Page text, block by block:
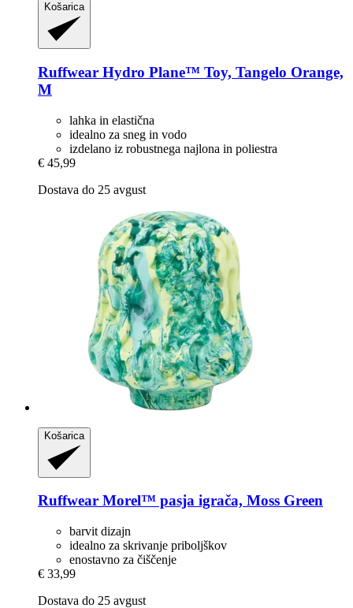
Košarica
Ruffwear Hydro Plane™ Toy, Tangelo Orange,
M
lahka in elastična
idealno za sneg in vodo
izdelano iz robustnega najlona in poliestra
€ 45,99
Dostava do 25 avgust
Košarica
Ruffwear Morel™ pasja igrača, Moss Green
barvit dizajn
idealno za skrivanje priboljškov
enostavno za čiščenje
€ 33,99
Dostava do 25 avgust